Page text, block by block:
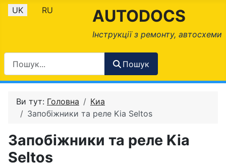
Оберіть свою мову
UK RU AUTODOCS
Інструкції з ремонту, автосхеми
Пошук
Ви тут: Головна
Киа
Запобіжники та реле Kia Seltos
Запобіжники та реле Kia
Seltos